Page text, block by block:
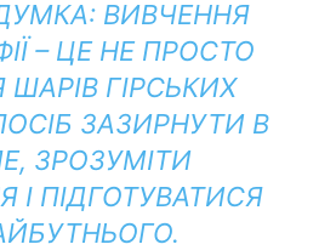
ВИВЧЕННЯ
– ЦЕ НЕ ПРОСТО
ГІРСЬКИХ
ЗАЗИРНУТИ В
ЗРОЗУМІТИ
І ПІДГОТУВАТИСЯ